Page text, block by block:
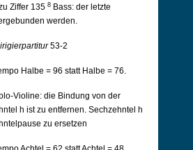
Ziffer 135 8 Bass: der letzte
werden.
53-2
Halbe = 96 statt Halbe = 76.
Violine: die Bindung von der
h ist zu entfernen. Sechzehntel h
zu ersetzen